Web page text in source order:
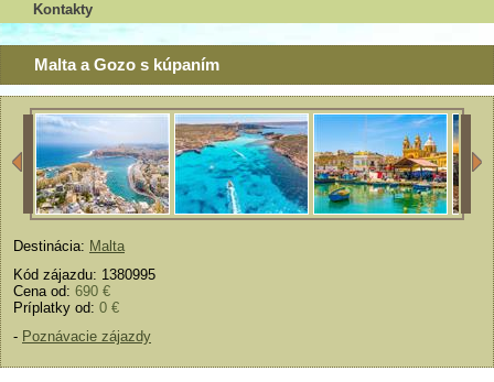
Kontakty
Malta a Gozo s kúpaním
Destinácia: Malta
Kód zájazdu: 1380995
Cena od: 690 €
Príplatky od: 0 €
- Poznávacie zájazdy